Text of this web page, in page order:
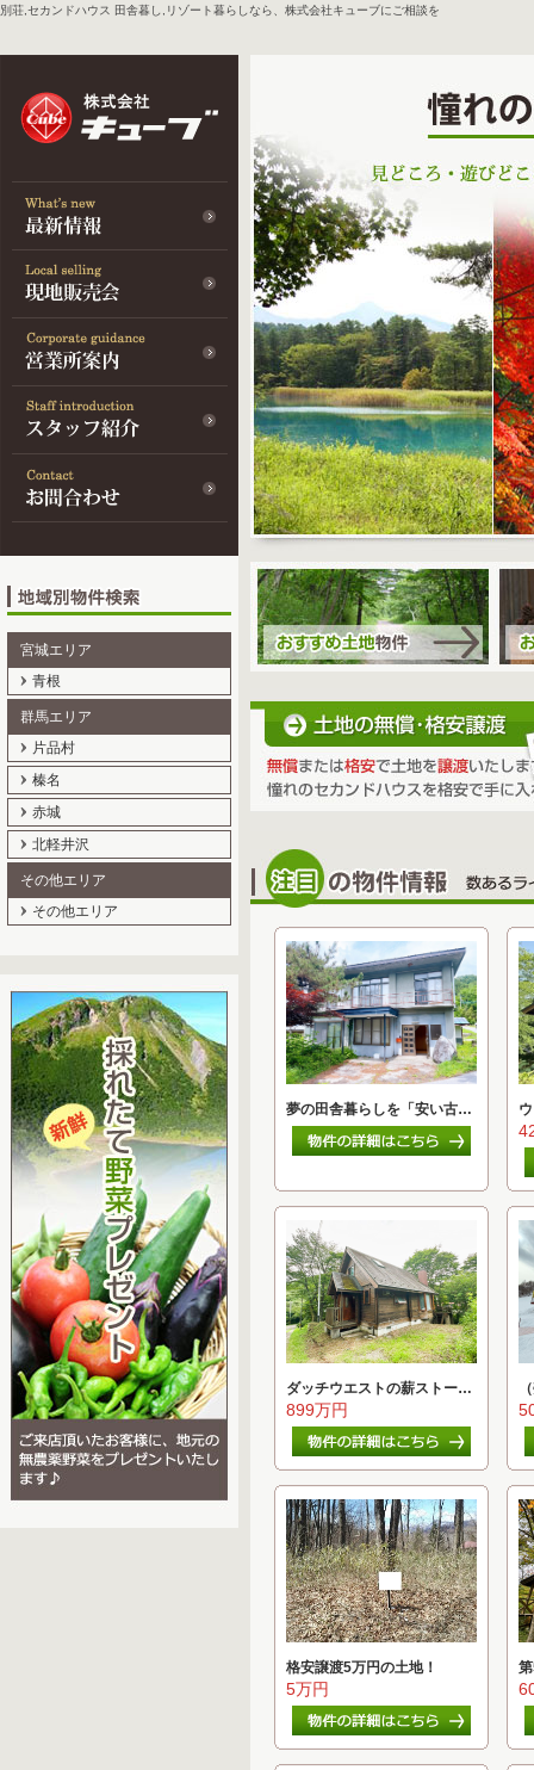
別荘,セカンドハウス 田舎暮し,リゾート暮らしなら、株式会社キューブにご相談を
宮城エリア
青根
群馬エリア
片品村
榛名
赤城
北軽井沢
その他エリア
その他エリア
夢の田舎暮らしを「安い古…
ダッチウエストの薪ストー…
899万円
格安譲渡5万円の土地！
5万円